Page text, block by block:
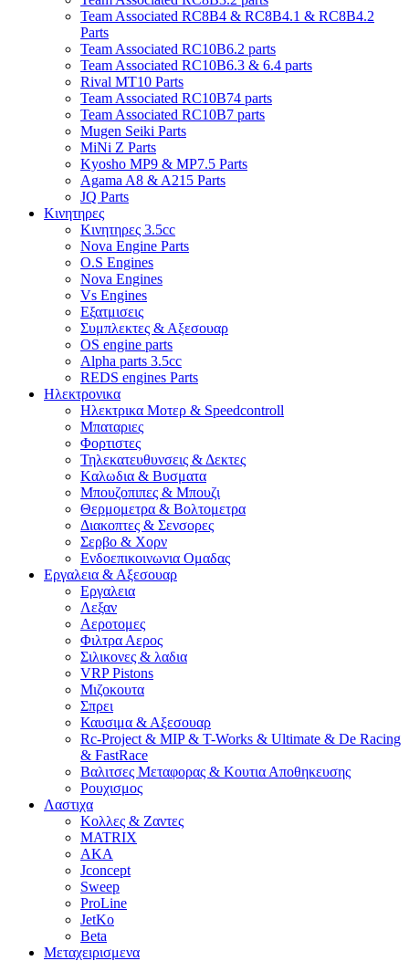
Team Associated RC8B4 & RC8B4.1 & RC8B4.2
Parts
Team Associated RC10B6.2 parts
Team Associated RC10B6.3 & 6.4 parts
Rival MT10 Parts
Team Associated RC10B74 parts
Team Associated RC10B7 parts
Mugen Seiki Parts
MiNi Z Parts
Kyosho MP9 & MP7.5 Parts
Agama A8 & A215 Parts
JQ Parts
Κινητηρες
Κινητηρες 3.5cc
Nova Engine Parts
O.S Engines
Nova Engines
Vs Engines
Εξατμισεις
Συμπλεκτες & Αξεσουαρ
OS engine parts
Alpha parts 3.5cc
REDS engines Parts
Ηλεκτρονικα
Ηλεκτρικα Μοτερ & Speedcontroll
Μπαταριες
Φορτιστες
Τηλεκατευθυνσεις & Δεκτες
Kαλωδια & Βυσματα
Μπουζοπιπες & Μπουζι
Θερμομετρα & Βολτομετρα
Διακοπτες & Σενσορες
Σερβο & Χορν
Ενδοεπικοινωνια Ομαδας
Εργαλεια & Αξεσουαρ
Εργαλεια
Λεξαν
Αεροτομες
Φιλτρα Αερος
Σιλικονες & λαδια
VRP Pistons
Μιζοκουτα
Σπρει
Καυσιμα & Αξεσουαρ
Rc-Project & MIP & T-Works & Ultimate & De Racing
& FastRace
Βαλιτσες Μεταφορας & Κουτια Αποθηκευσης
Ρουχισμος
Λαστιχα
Κολλες & Ζαντες
MATRIX
AKA
Jconcept
Sweep
ProLine
JetKo
Beta
Μεταχειρισμενα